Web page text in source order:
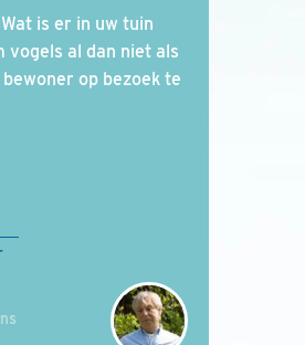
Wat is er in uw tuin
vogels al dan niet als
op bezoek te